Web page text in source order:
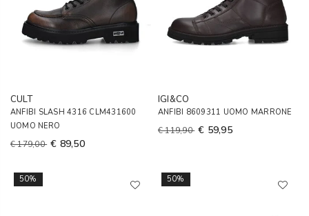
CULT
ANFIBI SLASH 4316 CLM431600
UOMO NERO
€ 179,00 € 89,50
IGI&CO
ANFIBI 8609311 UOMO MARRONE
€ 119,90 € 59,95
50% 50%